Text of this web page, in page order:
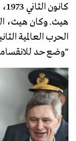
هيث. وكان هيث،
الحرب العالمية
"وضع حد